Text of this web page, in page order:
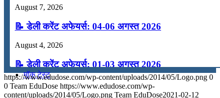
अंग्रेजी
मॉक टेस्ट
August 7, 2026
📝 डेली करेंट अफेयर्स: 04-06 अगस्त 2026
August 4, 2026
📝 डेली करेंट अफेयर्स: 01-03 अगस्त 2026
July 31, 2026
https://www.edudose.com/wp-content/uploads/2014/05/Logo.png 0
0 Team EduDose https://www.edudose.com/wp-
content/uploads/2014/05/Logo.png Team EduDose2021-02-12